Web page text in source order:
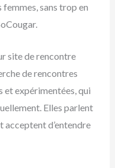
sans trop en
site de rencontre
de rencontres
et expérimentées, qui
Elles parlent
acceptent d’entendre